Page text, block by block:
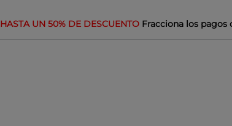
HASTA UN 50% DE DESCUENTO Fracciona los pagos